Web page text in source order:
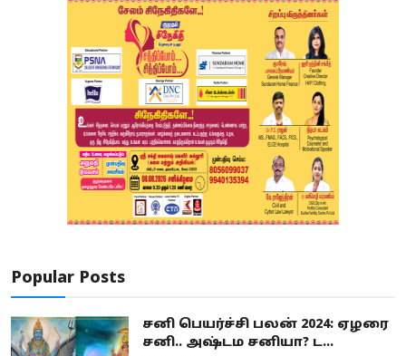
Popular Posts
சனி பெயர்ச்சி பலன் 2024: ஏழரை
சனி.. அஷ்டம சனியா? ட...